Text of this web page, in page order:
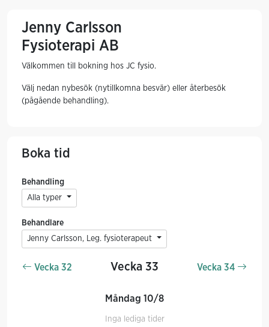
Jenny Carlsson
Fysioterapi AB
Välkommen till bokning hos JC fysio.
Välj nedan nybesök (nytillkomna besvär) eller återbesök
(pågående behandling).
Boka tid
Behandling
Alla typer
Behandlare
Jenny Carlsson, Leg. fysioterapeut
Vecka 32 Vecka 33 Vecka 34
Måndag 10/8
Inga lediga tider